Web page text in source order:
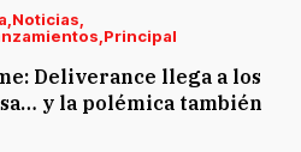
Noticias
Principal
Deliverance llega a los
y la polémica también